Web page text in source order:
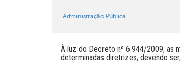
Administração Pública
À luz do Decreto nº 6.944/2009, as
determinadas diretrizes, devendo